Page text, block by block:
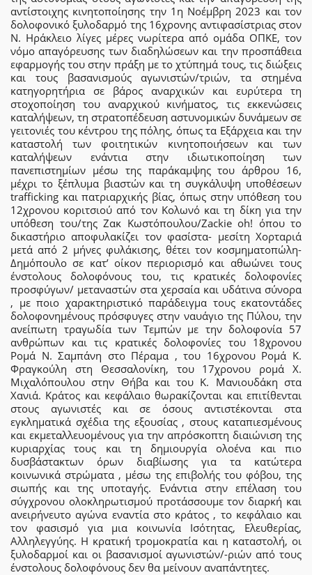
αντίστοιχης κινητοποίησης την 1η Νοέμβρη 2023 και τον
δολοφονικό ξυλοδαρμό της 16χρονης αντιφασίστριας στον
Ν. Ηράκλειο λίγες μέρες νωρίτερα από ομάδα ΟΠΚΕ, τον
νόμο απαγόρευσης των διαδηλώσεων και την προσπάθεια
εφαρμογής του στην πράξη με το χτύπημά τους, τις διώξεις
και τους βασανισμούς αγωνιστών/τριών, τα στημένα
κατηγορητήρια σε βάρος αναρχικών και ευρύτερα τη
στοχοποίηση του αναρχικού κινήματος, τις εκκενώσεις
καταλήψεων, τη στρατοπέδευση αστυνομικών δυνάμεων σε
γειτονιές του κέντρου της πόλης, όπως τα Εξάρχεια και την
καταστολή των φοιτητικών κινητοποιήσεων και των
καταλήψεων ενάντια στην ιδιωτικοποίηση των
πανεπιστημίων μέσω της παράκαμψης του άρθρου 16,
μέχρι το ξέπλυμα βιαστών και τη συγκάλυψη υποθέσεων
trafficking και πατριαρχικής βίας, όπως στην υπόθεση του
12χρονου κοριτσιού από τον Κολωνό και τη δίκη για την
υπόθεση του/της Ζακ Κωστόπουλου/Zackie oh! όπου το
δικαστήριο αποφυλακίζει τον φασίστα- μεσίτη Χορταριά
μετά από 2 μήνες φυλάκισης, θέτει τον κοσμηματοπώλη-
Δημόπουλο σε κατ’ οίκον περιορισμό και αθωώνει τους
ένστολους δολοφόνους του, τις κρατικές δολοφονίες
προσφύγων/ μεταναστών στα χερσαία και υδάτινα σύνορα
, με ποιο χαρακτηριστικό παράδειγμα τους εκατοντάδες
δολοφονημένους πρόσφυγες στην ναυάγιο της Πύλου, την
ανείπωτη τραγωδία των Τεμπών με την δολοφονία 57
ανθρώπων και τις κρατικές δολοφονίες του 18χρονου
Ρομά Ν. Σαμπάνη στο Πέραμα , του 16χρονου Ρομά Κ.
Φραγκούλη στη Θεσσαλονίκη, του 17χρονου ρομά Χ.
Μιχαλόπουλου στην Θήβα και του Κ. Μανιουδάκη στα
Χανιά. Κράτος και κεφάλαιο θωρακίζονται και επιτίθενται
στους αγωνιστές και σε όσους αντιστέκονται στα
εγκληματικά σχέδια της εξουσίας , στους καταπιεσμένους
και εκμεταλλευομένους για την απρόσκοπτη διαιώνιση της
κυριαρχίας τους και τη δημιουργία ολοένα και πιο
δυσβάστακτων όρων διαβίωσης για τα κατώτερα
κοινωνικά στρώματα , μέσω της επιβολής του φόβου, της
σιωπής και της υποταγής. Ενάντια στην επέλαση του
σύγχρονου ολοκληρωτισμού προτάσσουμε τον διαρκή και
ανειρήνευτο αγώνα εναντία στο κράτος , το κεφάλαιο και
τον φασισμό για μια κοινωνία Ισότητας, Ελευθερίας,
Αλληλεγγύης. Η κρατική τρομοκρατία και η καταστολή, οι
ξυλοδαρμοί και οι βασανισμοί αγωνιστών/-ριών από τους
ένστολους δολοφόνους δεν θα μείνουν αναπάντητες.